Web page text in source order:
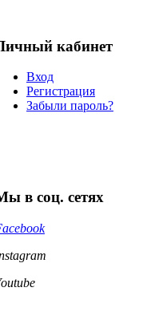
кабинет
Вход
Регистрация
Забыли пароль?
в соц. сетях